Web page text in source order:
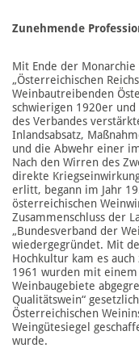
Zunehmende
Mit Ende der
„Österreichischen
Weinbautreibenden
schwierigen 1920er
des Verbandes
Inlandsabsatz,
und die Abwehr einer
Nach den Wirren des
direkte
erlitt, begann im Jahr
österreichischen
Zusammenschluss der
„Bundesverband der
wiedergegründet. Mit
Hochkultur kam es
1961 wurden mit einem
Weinbaugebiete
Qualitätswein“
Österreichischen
Weingütesiegel
wurde.